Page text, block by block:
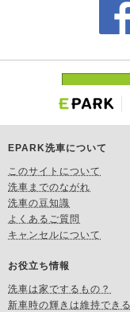
EPARK洗車について
このサイトについて
洗車までのながれ
洗車の豆知識
よくあるご質問
キャンセルについて
お役立ち情報
洗車は家でするもの？
新車時の輝きは維持でき